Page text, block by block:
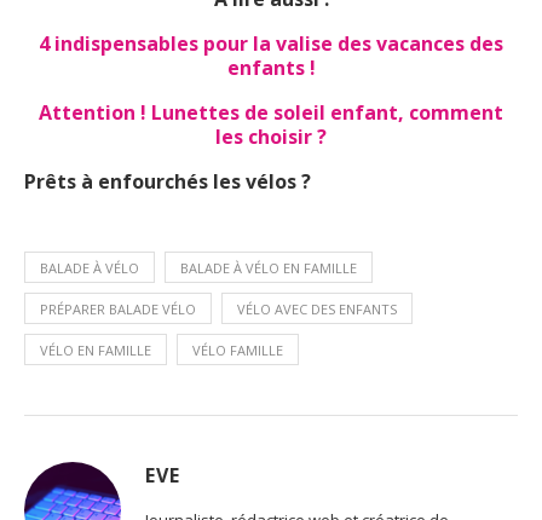
4 indispensables pour la valise des vacances des
enfants !
Attention ! Lunettes de soleil enfant, comment
les choisir ?
Prêts à enfourchés les vélos ?
BALADE À VÉLO BALADE À VÉLO EN FAMILLE
PRÉPARER BALADE VÉLO VÉLO AVEC DES ENFANTS
VÉLO EN FAMILLE VÉLO FAMILLE
EVE